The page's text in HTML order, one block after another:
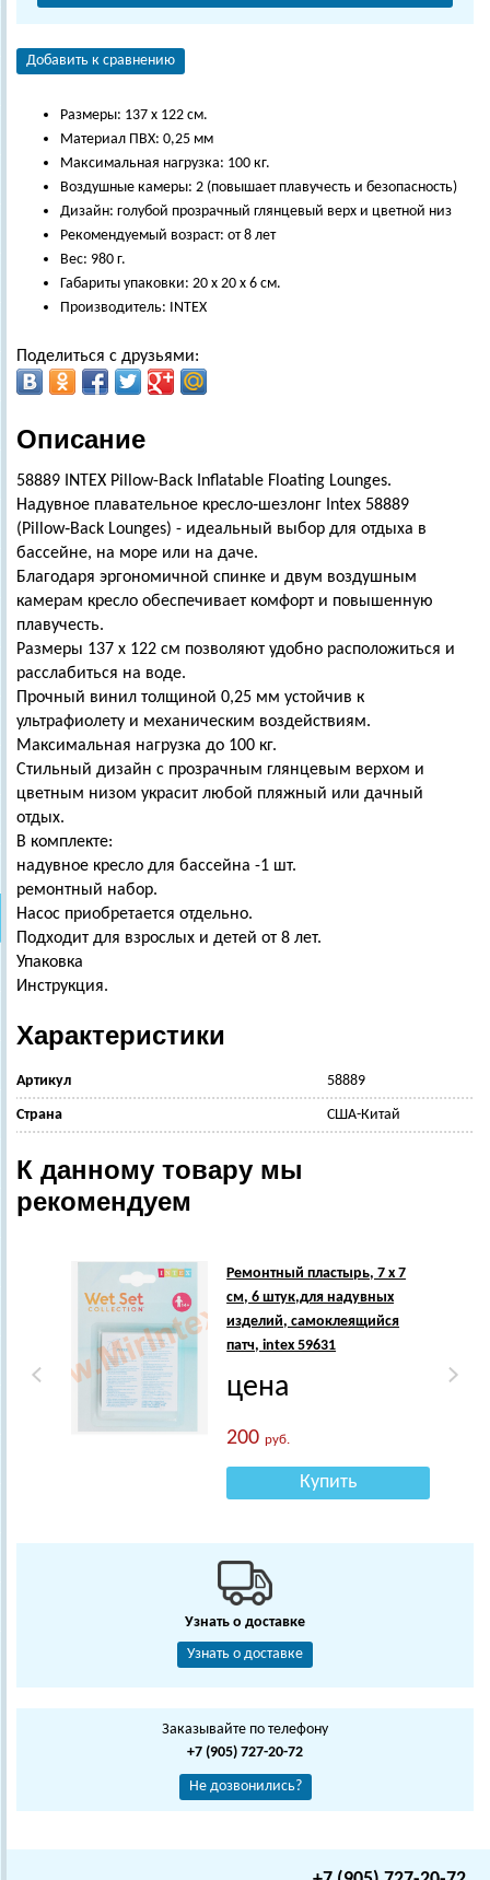
Добавить к сравнению
Размеры: 137 х 122 см.
Материал ПВХ: 0,25 мм
Максимальная нагрузка: 100 кг.
Воздушные камеры: 2 (повышает плавучесть и безопасность)
Дизайн: голубой прозрачный глянцевый верх и цветной низ
Рекомендуемый возраст: от 8 лет
Вес: 980 г.
Габариты упаковки: 20 х 20 х 6 см.
Производитель: INTEX
Поделиться с друзьями:
Описание
58889 INTEX Pillow-Back Inflatable Floating Lounges.
Надувное плавательное кресло‑шезлонг Intex 58889
(Pillow‑Back Lounges) - идеальный выбор для отдыха в
бассейне, на море или на даче.
Благодаря эргономичной спинке и двум воздушным
камерам кресло обеспечивает комфорт и повышенную
плавучесть.
Размеры 137 х 122 см позволяют удобно расположиться и
расслабиться на воде.
Прочный винил толщиной 0,25 мм устойчив к
ультрафиолету и механическим воздействиям.
Максимальная нагрузка до 100 кг.
Стильный дизайн с прозрачным глянцевым верхом и
цветным низом украсит любой пляжный или дачный
отдых.
В комплекте:
надувное кресло для бассейна -1 шт.
ремонтный набор.
Насос приобретается отдельно.
Подходит для взрослых и детей от 8 лет.
Упаковка
Инструкция.
Характеристики
Артикул 58889
Страна США-Китай
К данному товару мы
рекомендуем
Ремонтный пластырь, 7 х 7
см, 6 штук,для надувных
изделий, самоклеящийся
патч, intex 59631
цена
200руб.
Купить
Узнать о доставке
Узнать о доставке
Заказывайте по телефону
+7 (905) 727-20-72
Не дозвонились?